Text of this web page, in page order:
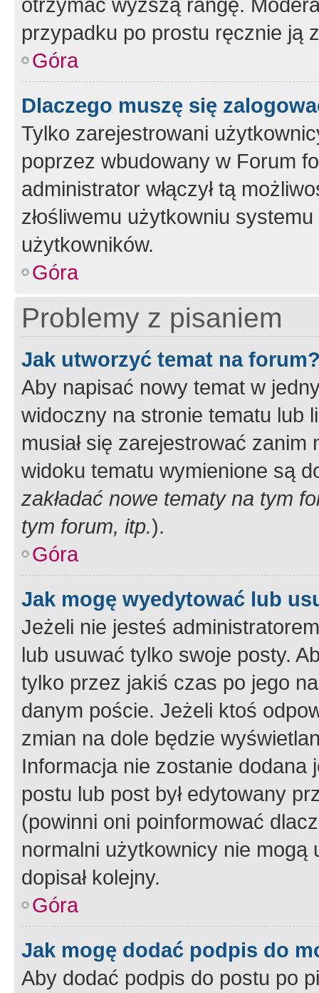
przypadku po prostu ręcznie ją
Góra
Dlaczego muszę się
Tylko zarejestrowani
poprzez wbudowany w Forum
administrator włączył tą
złośliwemu użytkowniu
użytkowników.
Góra
Problemy z pisaniem
Jak utworzyć temat na
Aby napisać nowy temat w
widoczny na stronie tematu lub
musiał się zarejestrować
widoku tematu wymienione są
zakładać nowe tematy na tym
tym forum, itp.).
Góra
Jak mogę wyedytować lub
Jeżeli nie jesteś
lub usuwać tylko swoje posty.
tylko przez jakiś czas po jego
danym poście. Jeżeli ktoś
zmian na dole będzie
Informacja nie zostanie dodana
postu lub post był edytowany
(powinni oni poinformować
normalni użytkownicy nie
dopisał kolejny.
Góra
Jak mogę dodać podpis do
Aby dodać podpis do postu po